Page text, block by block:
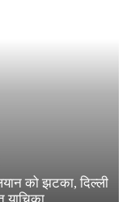
को झटका, दिल्ली